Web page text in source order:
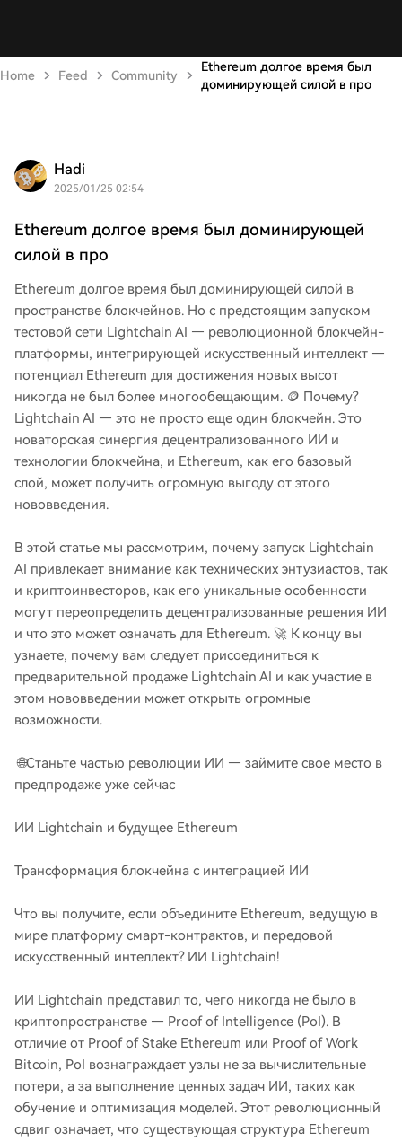
Home Feed Community
Ethereum долгое время был
доминирующей силой в про
Hadi
2025/01/25 02:54
Ethereum долгое время был доминирующей
силой в про
Ethereum долгое время был доминирующей силой в
пространстве блокчейнов. Но с предстоящим запуском
тестовой сети Lightchain AI — революционной блокчейн-
платформы, интегрирующей искусственный интеллект —
потенциал Ethereum для достижения новых высот
никогда не был более многообещающим. 🪙 Почему?
Lightchain AI — это не просто еще один блокчейн. Это
новаторская синергия децентрализованного ИИ и
технологии блокчейна, и Ethereum, как его базовый
слой, может получить огромную выгоду от этого
нововведения.
В этой статье мы рассмотрим, почему запуск Lightchain
AI привлекает внимание как технических энтузиастов, так
и криптоинвесторов, как его уникальные особенности
могут переопределить децентрализованные решения ИИ
и что это может означать для Ethereum. 🚀 К концу вы
узнаете, почему вам следует присоединиться к
предварительной продаже Lightchain AI и как участие в
этом нововведении может открыть огромные
возможности.
🌐Станьте частью революции ИИ — займите свое место в
предпродаже уже сейчас
ИИ Lightchain и будущее Ethereum
Трансформация блокчейна с интеграцией ИИ
Что вы получите, если объедините Ethereum, ведущую в
мире платформу смарт-контрактов, и передовой
искусственный интеллект? ИИ Lightchain!
ИИ Lightchain представил то, чего никогда не было в
криптопространстве — Proof of Intelligence (PoI). В
отличие от Proof of Stake Ethereum или Proof of Work
Bitcoin, PoI вознаграждает узлы не за вычислительные
потери, а за выполнение ценных задач ИИ, таких как
обучение и оптимизация моделей. Этот революционный
сдвиг означает, что существующая структура Ethereum